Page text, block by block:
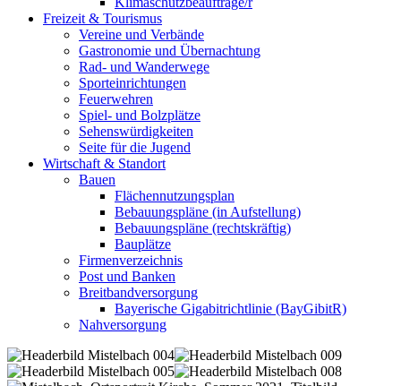
Freizeit & Tourismus
Vereine und Verbände
Gastronomie und Übernachtung
Rad- und Wanderwege
Sporteinrichtungen
Feuerwehren
Spiel- und Bolzplätze
Sehenswürdigkeiten
Seite für die Jugend
Wirtschaft & Standort
Bauen
Flächennutzungsplan
Bebauungspläne (in Aufstellung)
Bebauungspläne (rechtskräftig)
Bauplätze
Firmenverzeichnis
Post und Banken
Breitbandversorgung
Bayerische Gigabitrichtlinie (BayGibitR)
Nahversorgung